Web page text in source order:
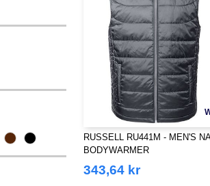
RUSSELL RU441M - MEN'S
BODYWARMER
343,64 kr